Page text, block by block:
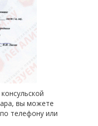
вы можете
телефону или